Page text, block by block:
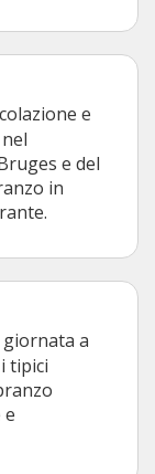
e
e del
in
a
tipici